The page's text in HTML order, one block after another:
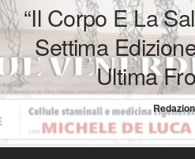
“Il Corpo E La
Settima
Ultima